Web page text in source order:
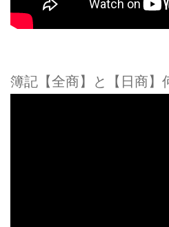
簿記【全商】と【日商】